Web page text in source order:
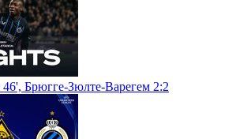
Брюгге-Зюлте-Варегем 2:2